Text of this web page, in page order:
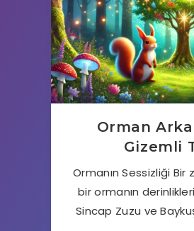
Orman
Gizemli
Ormanın Sessizliği
bir ormanın
Sincap Zuzu ve